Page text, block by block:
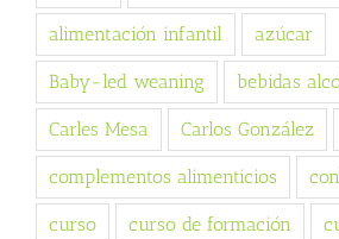
alimentación infantil azúcar
Baby-led weaning bebidas
Carles Mesa Carlos González
complementos alimenticios
curso curso de formación